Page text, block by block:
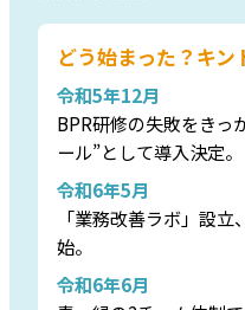
どう始まった？キ
令和5年12月
BPR研修の失敗をきっ
ール”として導入決定。
令和6年5月
「業務改善ラボ」設
始。
令和6年6月